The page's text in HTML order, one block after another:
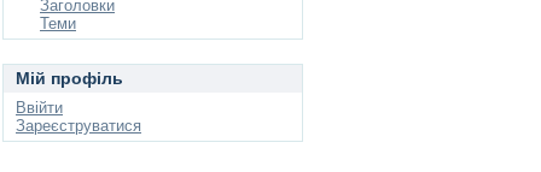
Заголовки
Теми
Мій профіль
Ввійти
Зареєструватися